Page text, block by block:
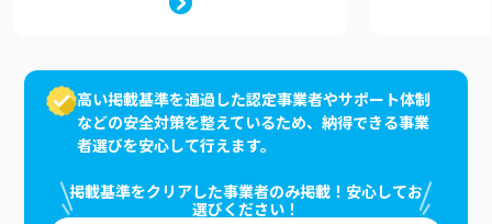
高い掲載基準を通過した認定事業者やサポート体制
などの安全対策を整えているため、納得できる事業
者選びを安心して行えます。
掲載基準をクリアした事業者のみ掲載！安心してお
選びください！